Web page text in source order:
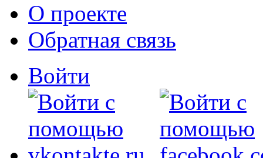
О проекте
Обратная связь
Войти